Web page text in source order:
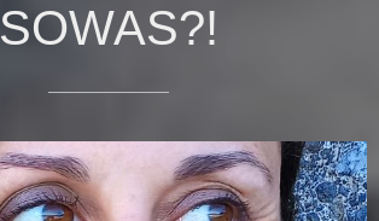
SOWAS?!